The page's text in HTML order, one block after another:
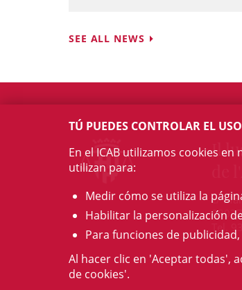
SEE ALL NEWS
c/
Tel.
TÚ PUEDES CONTROLAR EL
En el ICAB utilizamos cookies
utilizan para:
Medir cómo se utiliza la
Habilitar la personalización
Para funciones de
Al hacer clic en 'Aceptar todas',
de cookies'.